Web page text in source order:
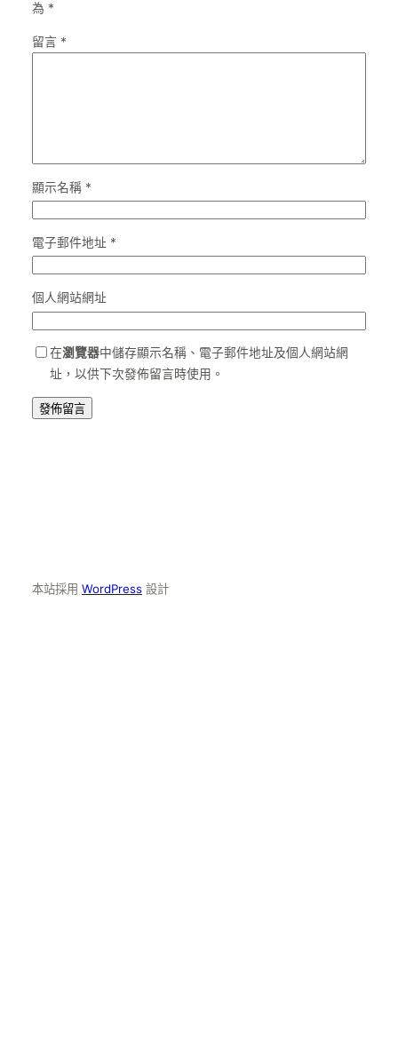
為 *
留言 *
顯示名稱 *
電子郵件地址 *
個人網站網址
在瀏覽器中儲存顯示名稱、電子郵件地址及個人網站網
址，以供下次發佈留言時使用。
本站採用 WordPress 設計